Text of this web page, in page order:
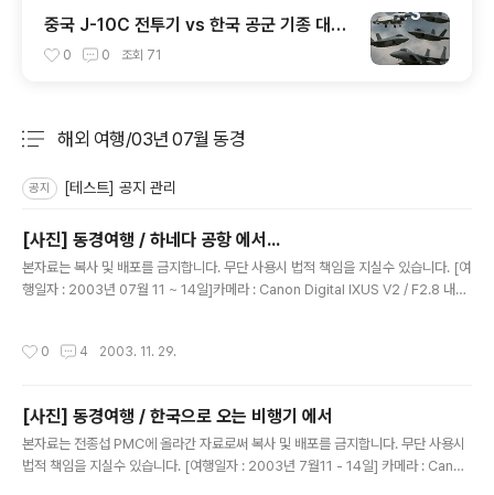
중국 J-10C 전투기 vs 한국 공군 기종 대응
력 분석
0 0 조회 71
해외 여행/03년 07월 동경
공지 [테스트] 공지 관리
[사진] 동경여행 / 하네다 공항 에서...
본자료는 복사 및 배포를 금지합니다. 무단 사용시 법적 책임을 지실수 있습니다. [여
행일자 : 2003년 07월 11 ~ 14일]카메라 : Canon Digital IXUS V2 / F2.8 내용
0 4 2003. 11. 29.
[사진] 동경여행 / 한국으로 오는 비행기 에서
본자료는 전종섭 PMC에 올라간 자료로써 복사 및 배포를 금지합니다. 무단 사용시
법적 책임을 지실수 있습니다. [여행일자 : 2003년 7월11 - 14일] 카메라 : Canon